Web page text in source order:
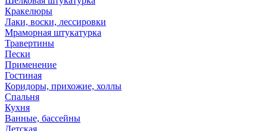
Кракелюры
Лаки, воски, лессировки
Мраморная штукатурка
Травертины
Пески
Применение
Гостиная
Коридоры, прихожие, холлы
Спальня
Кухня
Ванные, бассейны
Детская